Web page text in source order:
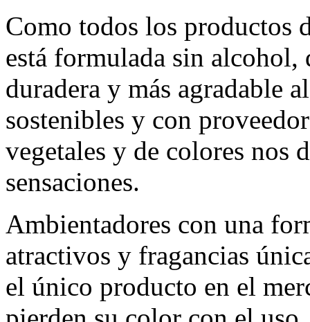
Como todos los productos
está formulada sin
duradera y más agradable
sostenibles y con
vegetales y de colores nos
sensaciones.
Ambientadores con una
atractivos y fragancias
el único producto en el